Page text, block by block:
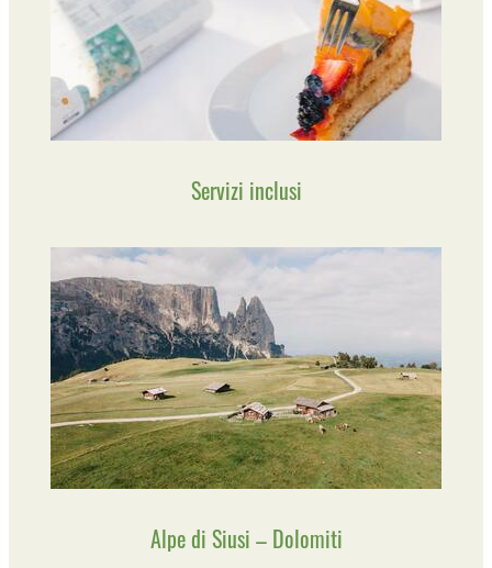
Servizi inclusi
Alpe di Siusi – Dolomiti